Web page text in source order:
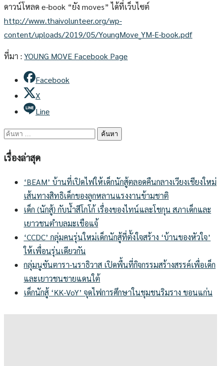
ดาวน์โหลด e-book “ยัง moves” ได้ที่เว็บไซต์
http://www.thaivolunteer.org/wp-
content/uploads/2019/05/YoungMove_YM-E-book.pdf
ที่มา : YOUNG MOVE Facebook Page
Facebook
X
Line
ค้นหา
เรื่องล่าสุด
‘BEAM’ บ้านที่เปิดไฟให้เด็กนักสู้ตลอดคืนกลางเวียงเชียงใหม่
เส้นทางสิทธิเด็กของลูกหลานแรงงานข้ามชาติ
เด็ก (นักสู้) กับน้ำสีโกโก้ เรื่องของไทน์และโชกุน สภาเด็กและ
เยาวชนตำบลมะเขือแจ้
‘CCDC’ กลุ่มคนรุ่นใหม่เด็กนักสู้ที่ตั้งใจสร้าง ‘บ้านของหัวใจ’
ให้เพื่อนรุ่นเดียวกัน
กลุ่มนูซันตารา-นราธิวาส เปิดพื้นที่กิจกรรมสร้างสรรค์เพื่อเด็ก
และเยาวชนชายแดนใต้
เด็กนักสู้ ‘KK-VoY’ จุดไฟการศึกษาในชุมชนริมราง ขอนแก่น